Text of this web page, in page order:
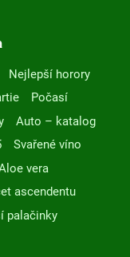
Nejlepší horory
Počasí
Auto – katalog
Svařené víno
vera
ascendentu
palačinky